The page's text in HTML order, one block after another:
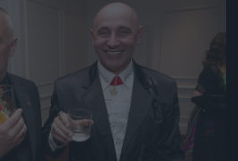
még kép!